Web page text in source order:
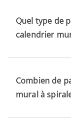
Quel type de
calendrier
Combien de
mural à